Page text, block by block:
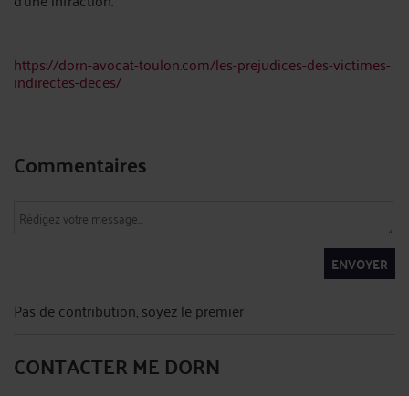
https://dorn-avocat-toulon.com/les-prejudices-des-victimes-
indirectes-deces/
Commentaires
ENVOYER
Pas de contribution, soyez le premier
CONTACTER ME DORN